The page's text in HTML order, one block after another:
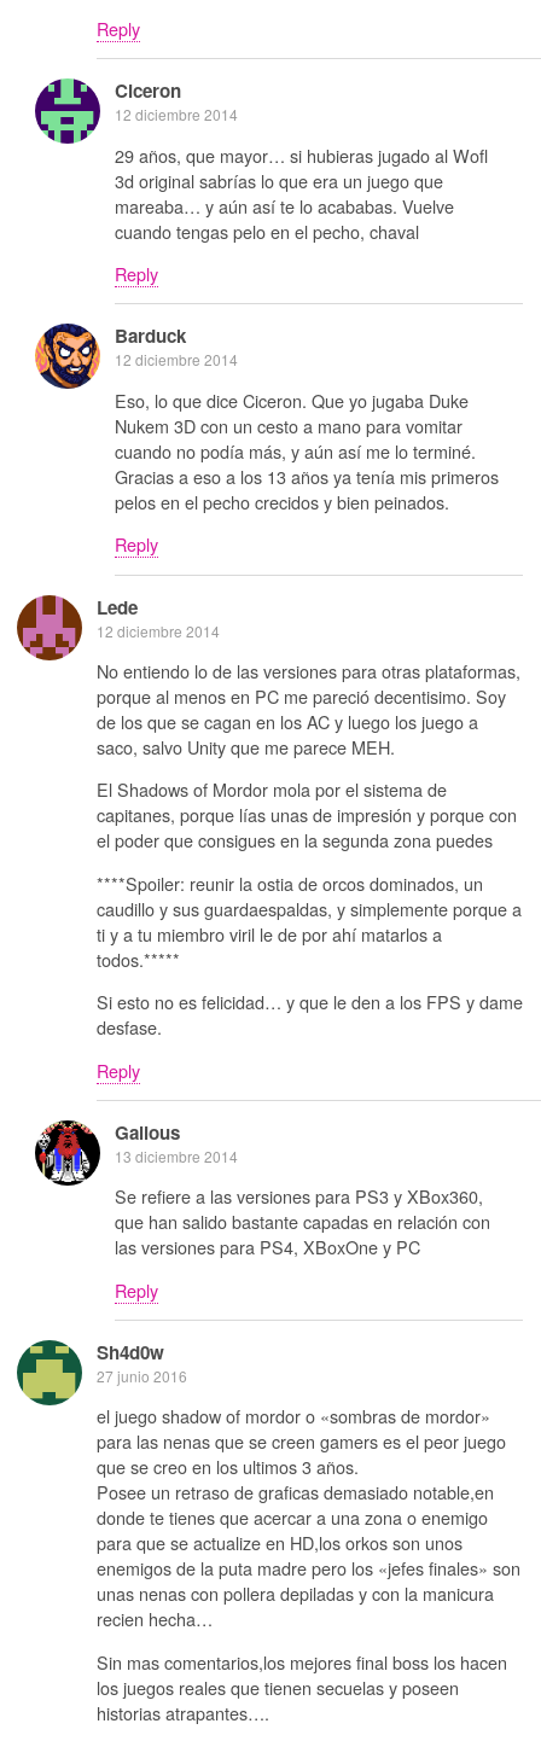
Reply
Ciceron
12 diciembre 2014
29 años, que mayor… si hubieras jugado al Wofl
3d original sabrías lo que era un juego que
mareaba… y aún así te lo acababas. Vuelve
cuando tengas pelo en el pecho, chaval
Reply
Barduck
12 diciembre 2014
Eso, lo que dice Ciceron. Que yo jugaba Duke
Nukem 3D con un cesto a mano para vomitar
cuando no podía más, y aún así me lo terminé.
Gracias a eso a los 13 años ya tenía mis primeros
pelos en el pecho crecidos y bien peinados.
Reply
Lede
12 diciembre 2014
No entiendo lo de las versiones para otras plataformas,
porque al menos en PC me pareció decentisimo. Soy
de los que se cagan en los AC y luego los juego a
saco, salvo Unity que me parece MEH.
El Shadows of Mordor mola por el sistema de
capitanes, porque lías unas de impresión y porque con
el poder que consigues en la segunda zona puedes
****Spoiler: reunir la ostia de orcos dominados, un
caudillo y sus guardaespaldas, y simplemente porque a
ti y a tu miembro viril le de por ahí matarlos a
todos.*****
Si esto no es felicidad… y que le den a los FPS y dame
desfase.
Reply
Galious
13 diciembre 2014
Se refiere a las versiones para PS3 y XBox360,
que han salido bastante capadas en relación con
las versiones para PS4, XBoxOne y PC
Reply
Sh4d0w
27 junio 2016
el juego shadow of mordor o «sombras de mordor»
para las nenas que se creen gamers es el peor juego
que se creo en los ultimos 3 años.
Posee un retraso de graficas demasiado notable,en
donde te tienes que acercar a una zona o enemigo
para que se actualize en HD,los orkos son unos
enemigos de la puta madre pero los «jefes finales» son
unas nenas con pollera depiladas y con la manicura
recien hecha…
Sin mas comentarios,los mejores final boss los hacen
los juegos reales que tienen secuelas y poseen
historias atrapantes….